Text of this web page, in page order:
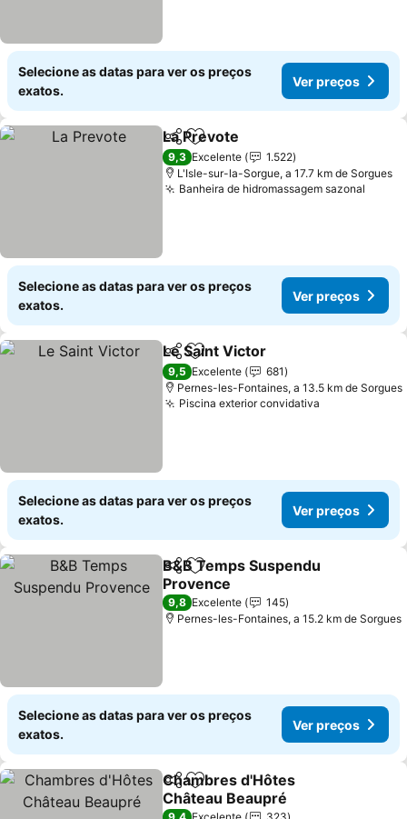
Selecione as datas para ver os preços
exatos.
Ver preços
PartilharAdicionar aos favoritos
La Prevote
9,3 Excelente
1.522
L'Isle-sur-la-Sorgue, a 17.7 km de Sorgues
Banheira de hidromassagem sazonal
Selecione as datas para ver os preços
exatos.
Ver preços
PartilharAdicionar aos favoritos
Le Saint Victor
9,5 Excelente
681
Pernes-les-Fontaines, a 13.5 km de Sorgues
Piscina exterior convidativa
Selecione as datas para ver os preços
exatos.
Ver preços
PartilharAdicionar aos favoritos
B&B Temps Suspendu
Provence
Ver preços
9,8 Excelente
145
Pernes-les-Fontaines, a 15.2 km de Sorgues
Selecione as datas para ver os preços
exatos.
Ver preços
PartilharAdicionar aos favoritos
Chambres d'Hôtes
Château Beaupré